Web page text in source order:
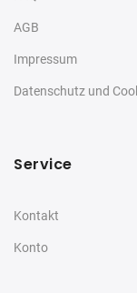
AGB
Impressum
Datenschutz und
Service
Kontakt
Konto